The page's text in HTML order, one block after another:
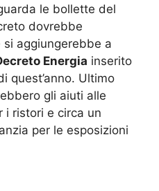
le bollette del
dovrebbe
aggiungerebbe a
Energia inserito
quest’anno. Ultimo
gli aiuti alle
i ristori e circa un
per le esposizioni